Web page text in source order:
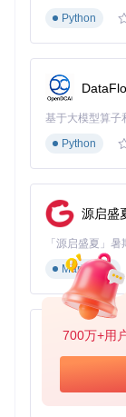
700万+用
功能探索：
应用资源检索系统
检索：
# 基础关键词搜
ipatool
# 按开发者名称
# 获取应用详细
搜索结果包含
续下载操作提
动化脚本处理。
Python
基于大模型算子
Python
源启盛
Markdown
py-
Python